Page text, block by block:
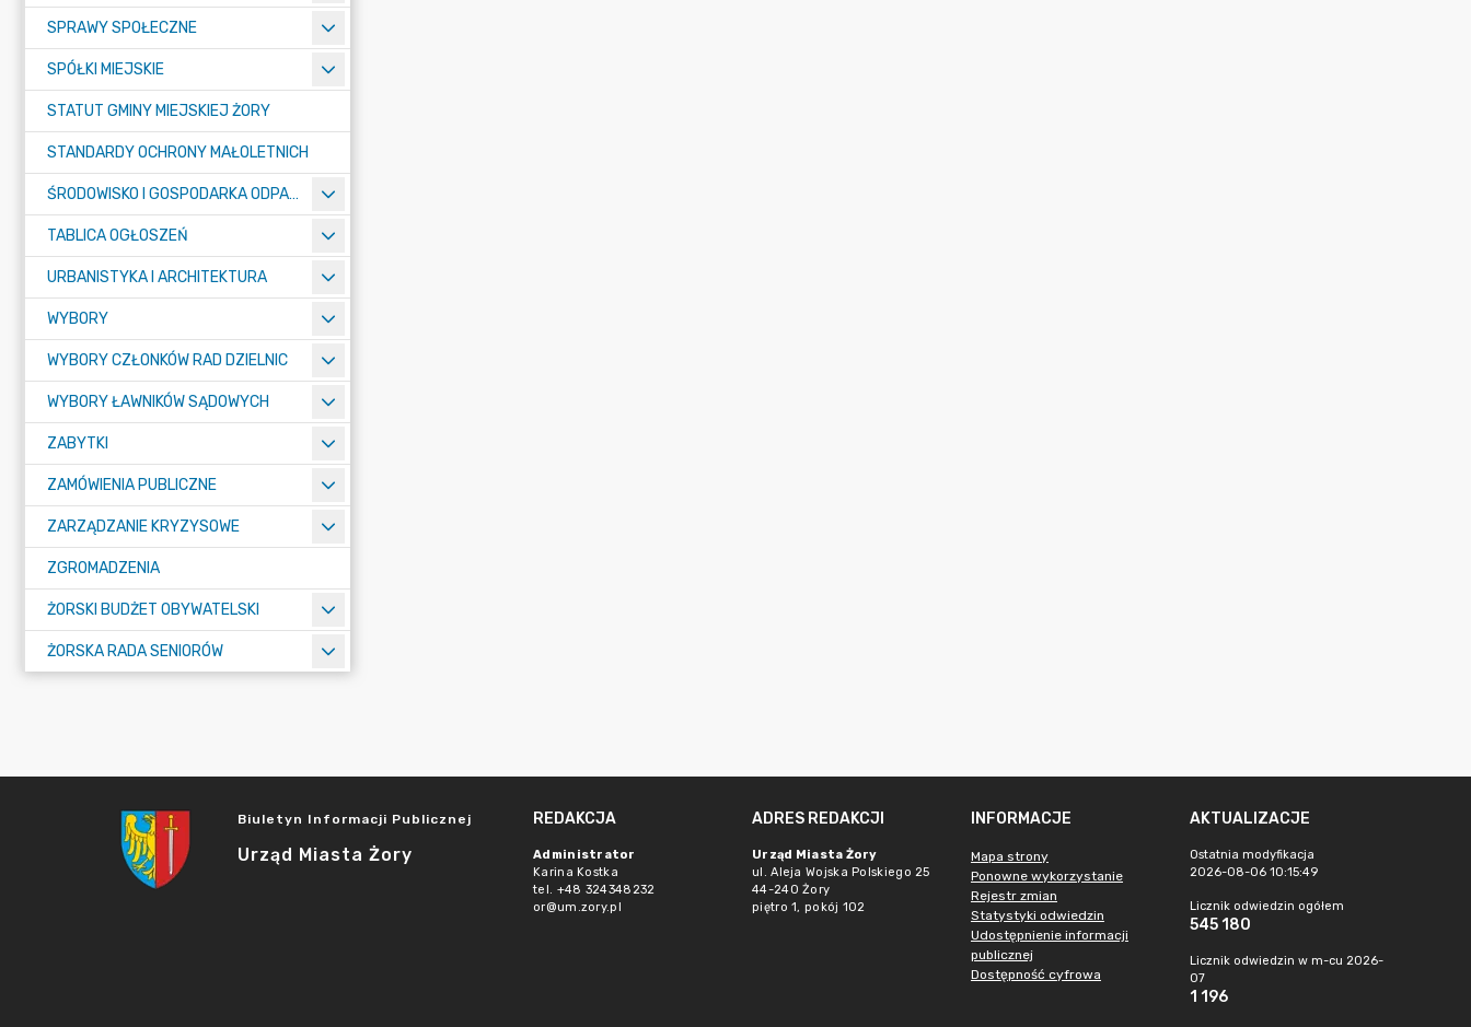
SPRAWY SPOŁECZNE
SPÓŁKI MIEJSKIE
STATUT GMINY MIEJSKIEJ ŻORY
STANDARDY OCHRONY MAŁOLETNICH
ŚRODOWISKO I GOSPODARKA ODPADAMI
TABLICA OGŁOSZEŃ
URBANISTYKA I ARCHITEKTURA
WYBORY
WYBORY CZŁONKÓW RAD DZIELNIC
WYBORY ŁAWNIKÓW SĄDOWYCH
ZABYTKI
ZAMÓWIENIA PUBLICZNE
ZARZĄDZANIE KRYZYSOWE
ZGROMADZENIA
ŻORSKI BUDŻET OBYWATELSKI
ŻORSKA RADA SENIORÓW
Biuletyn Informacji Publicznej
Urząd Miasta Żory
REDAKCJA
Administrator
Karina Kostka
tel. +48 324348232
or@um.zory.pl
ADRES REDAKCJI
Urząd Miasta Żory
ul. Aleja Wojska Polskiego 25
44-240 Żory
piętro 1, pokój 102
INFORMACJE
Mapa strony
Ponowne wykorzystanie
Rejestr zmian
Statystyki odwiedzin
Udostępnienie informacji
publicznej
Dostępność cyfrowa
AKTUALIZACJE
Ostatnia modyfikacja
2026-08-06 10:15:49
Licznik odwiedzin ogółem
545 180
Licznik odwiedzin w m-cu 2026-
07
1 196